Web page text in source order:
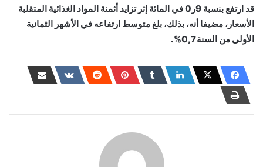
قد ارتفع بنسبة 9ر0 في المائة إثر تزايد أثمنة المواد الغذائية المتقلبة
الأسعار، مضيفا أنه، بذلك، بلغ متوسط ارتفاعه في الأشهر الثمانية
الأولى من السنة 0,7%.